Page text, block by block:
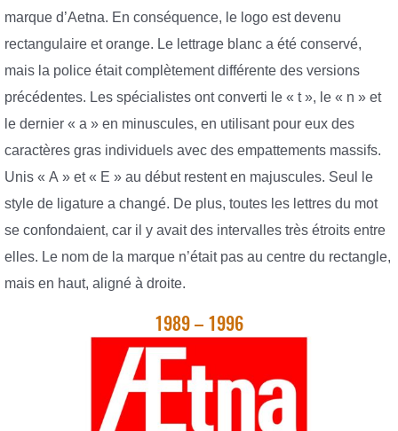
marque d’Aetna. En conséquence, le logo est devenu
rectangulaire et orange. Le lettrage blanc a été conservé,
mais la police était complètement différente des versions
précédentes. Les spécialistes ont converti le « t », le « n » et
le dernier « a » en minuscules, en utilisant pour eux des
caractères gras individuels avec des empattements massifs.
Unis « A » et « E » au début restent en majuscules. Seul le
style de ligature a changé. De plus, toutes les lettres du mot
se confondaient, car il y avait des intervalles très étroits entre
elles. Le nom de la marque n’était pas au centre du rectangle,
mais en haut, aligné à droite.
1989 – 1996